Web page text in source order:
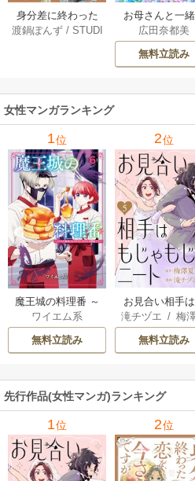
身分差に終わった
恋を、今さらです
渡鍋ぽんず/ STUDI
お母さんと一緒
～40歳の看取り
恋～【分冊版】
広田奈都美
無料立読み
女性マンガランキング
1位
魔王城の料理番 ～
コワモテ魔族ばか
りだけど、ホワイ
トな職場です～
ワイエム系
無料立読み
2位
お見合い相手
じゃもじゃニ
滝チヅエ /梅
子（エブリスタ
無料立読み
先行作品(女性マンガ)ランキング
1位 2位